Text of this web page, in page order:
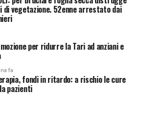
di vegetazione. 52enne arrestato dai
per ridurre la Tari ad anziani e
fa
fondi in ritardo: a rischio le cure
pazienti